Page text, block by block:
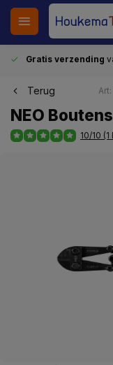
Gratis verzending
Terug
NEO
10/10